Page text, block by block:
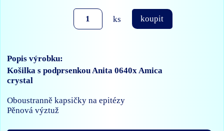
ks koupit
Popis výrobku:
Košilka s podprsenkou Anita 0640x Amica
crystal
Oboustranně kapsičky na epitézy
Pěnová výztuž